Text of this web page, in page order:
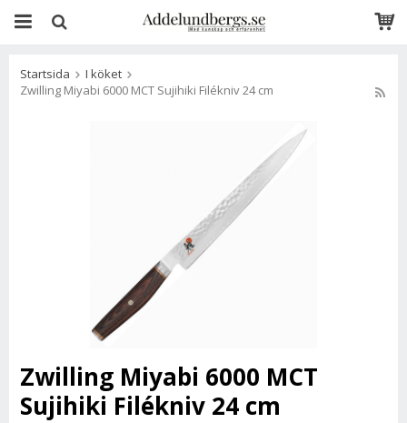
Startsida
I köket
Zwilling Miyabi 6000 MCT Sujihiki Filékniv 24 cm
Zwilling Miyabi 6000 MCT
Sujihiki Filékniv 24 cm